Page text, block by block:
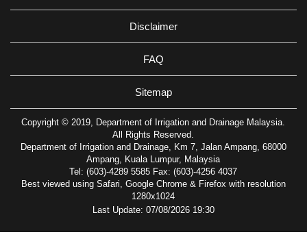
Disclaimer
FAQ
Sitemap
Copyright © 2019, Department of Irrigation and Drainage Malaysia.
All Rights Reserved.
Department of Irrigation and Drainage, Km 7, Jalan Ampang, 68000
Ampang, Kuala Lumpur, Malaysia
Tel: (603)-4289 5585 Fax: (603)-4256 4037
Best viewed using Safari, Google Chrome & Firefox with resolution
1280x1024
Last Update: 07/08/2026 19:30